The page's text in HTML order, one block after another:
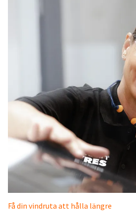
Få din vindruta att hålla längre